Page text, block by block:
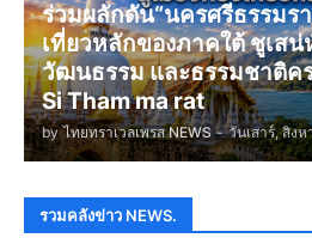
ร่วมผลักดัน“นครศรีธรรมร
เที่ยวหลักของภาคใต้ ชูเสน่
วัฒนธรรม และธรรมชาติค
Si Tham ma rat
by ไทยทราเวลเพรส NEWS - วันเสาร์, สิง
รวมคลังข่าว NEWS.